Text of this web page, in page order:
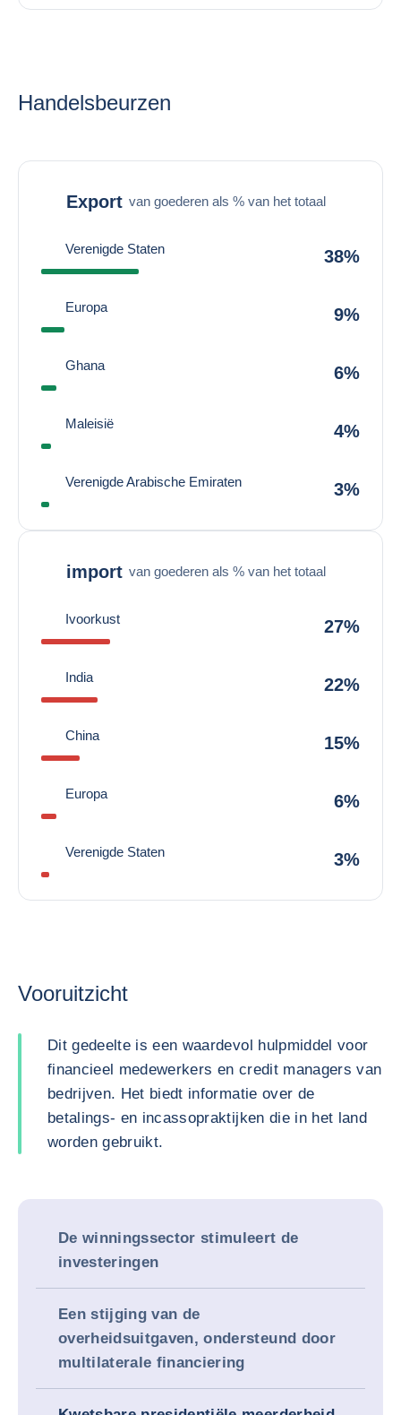
Handelsbeurzen
Export van goederen als % van het totaal
Verenigde Staten 38%
Europa 9%
Ghana 6%
Maleisië 4%
Verenigde Arabische Emiraten 3%
import van goederen als % van het totaal
Ivoorkust 27%
India 22%
China 15%
Europa 6%
Verenigde Staten 3%
Vooruitzicht
Dit gedeelte is een waardevol hulpmiddel voor
financieel medewerkers en credit managers van
bedrijven. Het biedt informatie over de
betalings- en incassopraktijken die in het land
worden gebruikt.
De winningssector stimuleert de
investeringen
Een stijging van de
overheidsuitgaven, ondersteund door
multilaterale financiering